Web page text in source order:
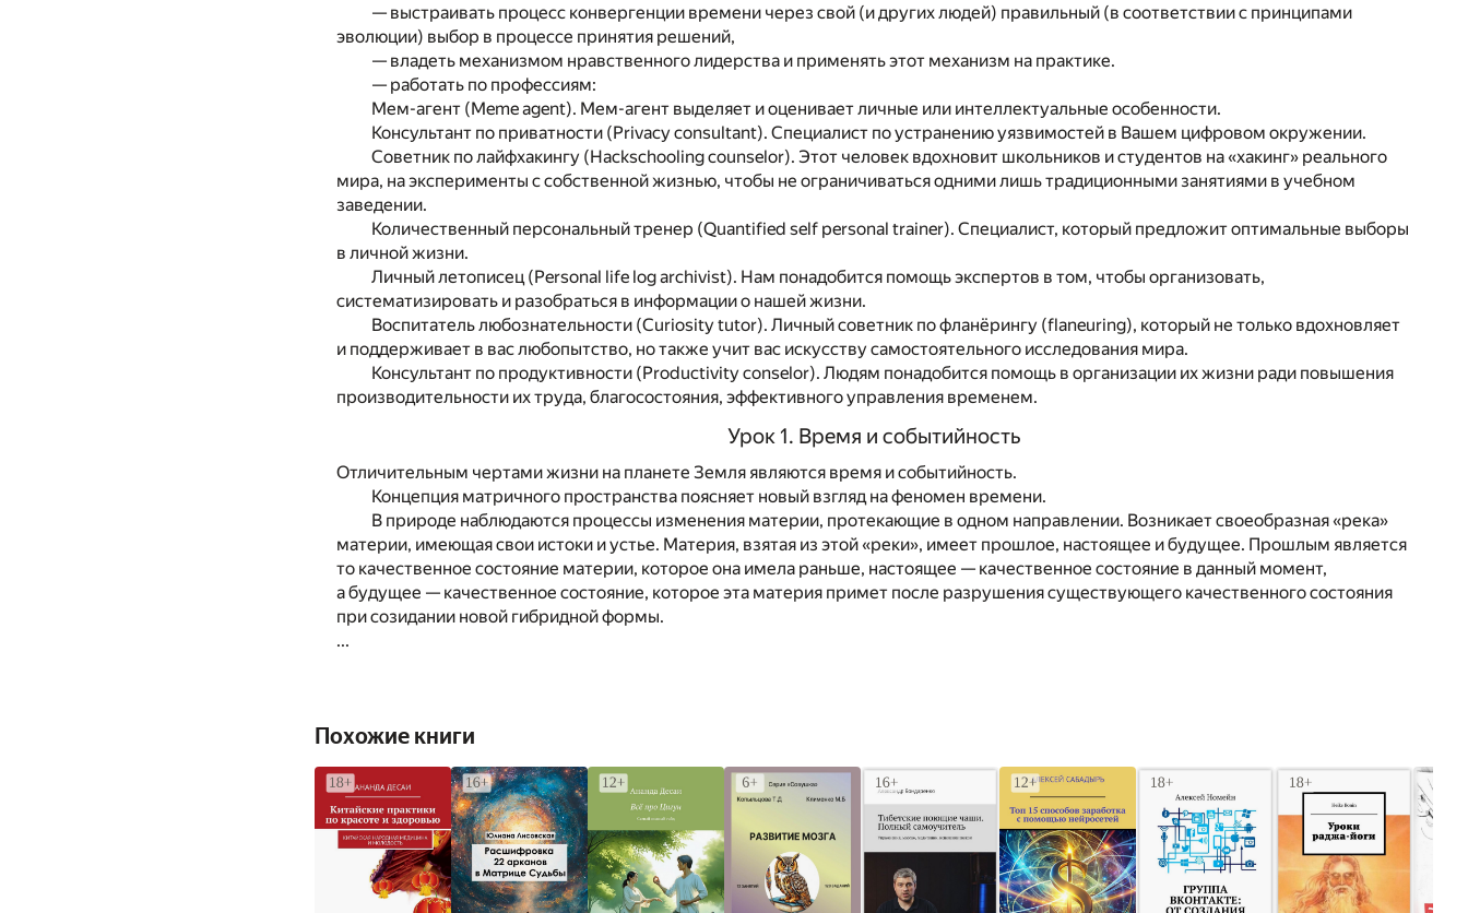
— выстраивать процесс конвергенции времени через свой (и других людей) правильный (в соответствии с принципами
эволюции) выбор в процессе принятия решений,
— владеть механизмом нравственного лидерства и применять этот механизм на практике.
— работать по профессиям:
Мем-агент (Meme agent). Мем-агент выделяет и оценивает личные или интеллектуальные особенности.
Консультант по приватности (Privacy consultant). Специалист по устранению уязвимостей в Вашем цифровом окружении.
Советник по лайфхакингу (Hackschooling counselor). Этот человек вдохновит школьников и студентов на «хакинг» реального
мира, на эксперименты с собственной жизнью, чтобы не ограничиваться одними лишь традиционными занятиями в учебном
заведении.
Количественный персональный тренер (Quantified self personal trainer). Специалист, который предложит оптимальные выборы
в личной жизни.
Личный летописец (Personal life log archivist). Нам понадобится помощь экспертов в том, чтобы организовать,
систематизировать и разобраться в информации о нашей жизни.
Воспитатель любознательности (Curiosity tutor). Личный советник по фланёрингу (flaneuring), который не только вдохновляет
и поддерживает в вас любопытство, но также учит вас искусству самостоятельного исследования мира.
Консультант по продуктивности (Productivity conselor). Людям понадобится помощь в организации их жизни ради повышения
производительности их труда, благосостояния, эффективного управления временем.
Урок 1. Время и событийность
Отличительным чертами жизни на планете Земля являются время и событийность.
Концепция матричного пространства поясняет новый взгляд на феномен времени.
В природе наблюдаются процессы изменения материи, протекающие в одном направлении. Возникает своеобразная «река»
материи, имеющая свои истоки и устье. Материя, взятая из этой «реки», имеет прошлое, настоящее и будущее. Прошлым является
то качественное состояние материи, которое она имела раньше, настоящее — качественное состояние в данный момент,
а будущее — качественное состояние, которое эта материя примет после разрушения существующего качественного состояния
при созидании новой гибридной формы.
...
Похожие книги